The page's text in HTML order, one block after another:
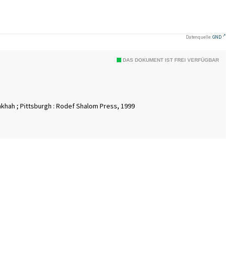
Datenquelle:GND
DAS DOKUMENT IST FREI VERFÜGBAR
; Pittsburgh : Rodef Shalom Press, 1999